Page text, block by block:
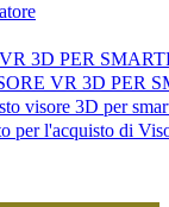
3D PER
VR 3D PER
visore 3D per
per l'acquisto di